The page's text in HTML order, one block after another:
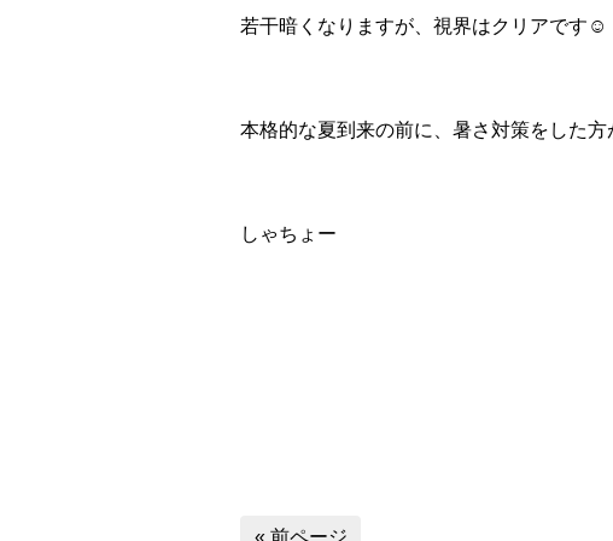
若干暗くなりますが、視界はクリアです☺
本格的な夏到来の前に、暑さ対策をした方
しゃちょー